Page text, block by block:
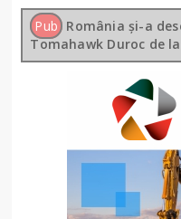
Pub România și-a
Tomahawk Duroc de la